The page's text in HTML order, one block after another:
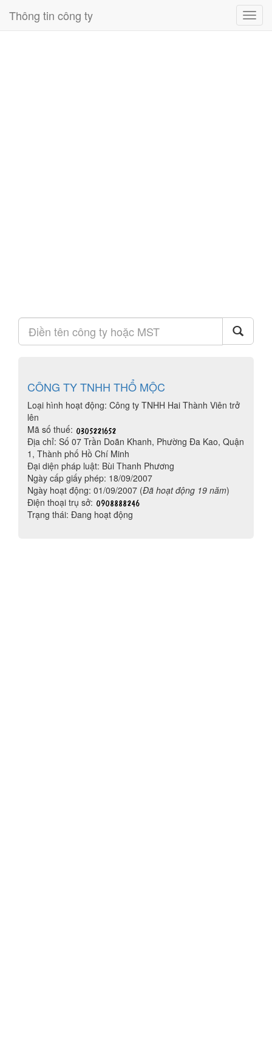
Thông tin công ty
CÔNG TY TNHH THỔ MỘC
Loại hình hoạt động: Công ty TNHH Hai Thành Viên trở
lên
Mã số thuế:
Địa chỉ: Số 07 Trần Doãn Khanh, Phường Đa Kao, Quận
1, Thành phố Hồ Chí Minh
Đại diện pháp luật: Bùi Thanh Phương
Ngày cấp giấy phép: 18/09/2007
Ngày hoạt động: 01/09/2007 (Đã hoạt động 19 năm)
Điện thoại trụ sở:
Trạng thái: Đang hoạt động